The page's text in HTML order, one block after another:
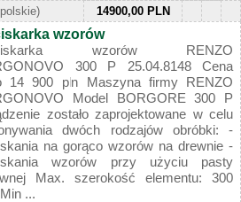
14900,00 PLN
wzorów
wzorów RENZO
300 P 25.04.8148 Cena
14 900 pln Maszyna firmy RENZO
Model BORGORE 300 P
zostało zaprojektowane w celu
dwóch rodzajów obróbki: -
na gorąco wzorów na drewnie -
wzorów przy użyciu pasty
Max. szerokość elementu: 300
...